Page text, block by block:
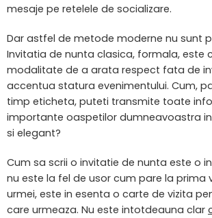
mesaje pe retelele de socializare.
Dar astfel de metode moderne nu sunt
Invitatia de nunta clasica, formala, este
modalitate de a arata respect fata de
accentua statura evenimentului. Cum,
timp eticheta, puteti transmite toate
importante oaspetilor dumneavoastra
si elegant?
Cum sa scrii o invitatie de nunta este o
nu este la fel de usor cum pare la prima
urmei, este in esenta o carte de vizita
care urmeaza. Nu este intotdeauna clar